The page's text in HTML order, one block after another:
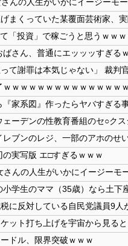
「投資」で稼ごうと思うｗｗｗ
の実写版 エ□すぎるｗｗｗ
ードル、限界突破ｗｗｗ